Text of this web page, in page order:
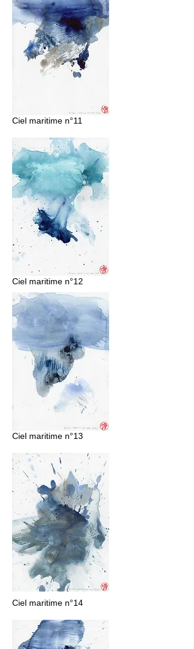
Ciel maritime n°11
Ciel maritime n°12
Ciel maritime n°13
Ciel maritime n°14